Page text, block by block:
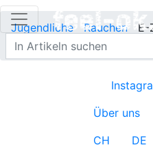
Jugendliche Rauchen
E-
Snus etc.
Über uns
CH
DE